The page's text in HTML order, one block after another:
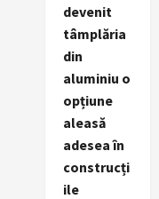
devenit
tâmplăria
din
aluminiu o
opțiune
aleasă
adesea în
construcți
ile